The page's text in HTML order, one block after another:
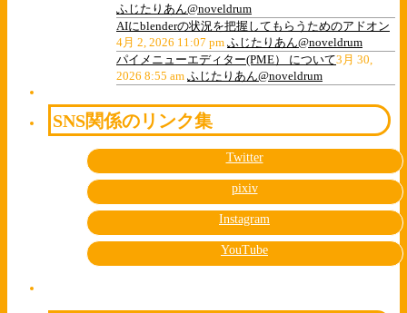
ふじたりあん@noveldrum
AIにblenderの状況を把握してもらうためのアドオン
4月 2, 2026 11:07 pm ふじたりあん@noveldrum
パイメニューエディター(PME） について3月 30,
2026 8:55 am ふじたりあん@noveldrum
SNS関係のリンク集
Twitter
pixiv
Instagram
YouTube